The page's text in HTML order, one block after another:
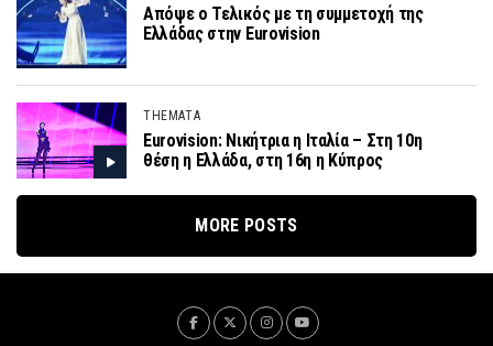
Απόψε ο Τελικός με τη συμμετοχή της
Ελλάδας στην Eurovision
THEMATA
Eurovision: Νικήτρια η Ιταλία – Στη 10η
θέση η Ελλάδα, στη 16η η Κύπρος
MORE POSTS